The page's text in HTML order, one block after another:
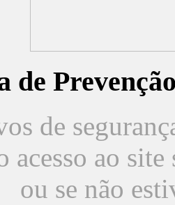
de
de
acesso ao
ou se não